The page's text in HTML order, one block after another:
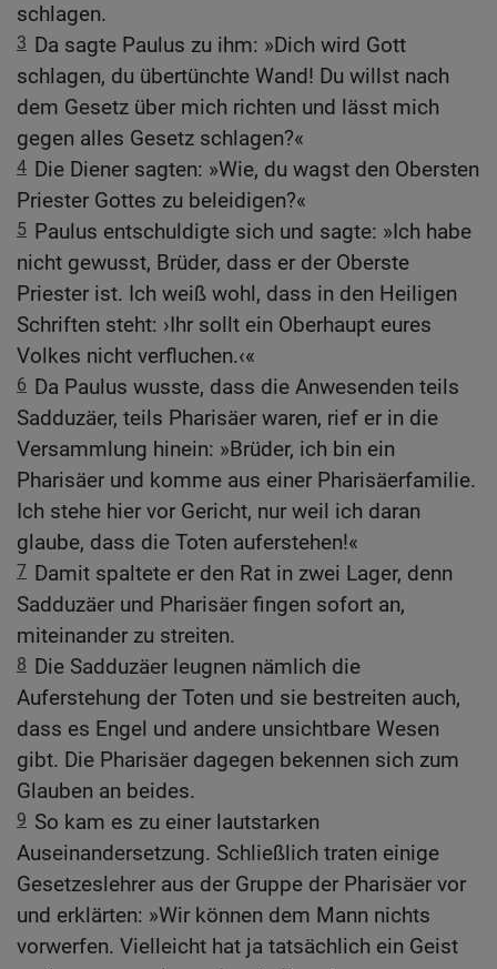
schlagen.
3 Da sagte Paulus zu ihm: »Dich wird Gott
schlagen, du übertünchte Wand! Du willst nach
dem Gesetz über mich richten und lässt mich
gegen alles Gesetz schlagen?«
4 Die Diener sagten: »Wie, du wagst den Obersten
Priester Gottes zu beleidigen?«
5 Paulus entschuldigte sich und sagte: »Ich habe
nicht gewusst, Brüder, dass er der Oberste
Priester ist. Ich weiß wohl, dass in den Heiligen
Schriften steht: ›Ihr sollt ein Oberhaupt eures
Volkes nicht verfluchen.‹«
6 Da Paulus wusste, dass die Anwesenden teils
Sadduzäer, teils Pharisäer waren, rief er in die
Versammlung hinein: »Brüder, ich bin ein
Pharisäer und komme aus einer Pharisäerfamilie.
Ich stehe hier vor Gericht, nur weil ich daran
glaube, dass die Toten auferstehen!«
7 Damit spaltete er den Rat in zwei Lager, denn
Sadduzäer und Pharisäer fingen sofort an,
miteinander zu streiten.
8 Die Sadduzäer leugnen nämlich die
Auferstehung der Toten und sie bestreiten auch,
dass es Engel und andere unsichtbare Wesen
gibt. Die Pharisäer dagegen bekennen sich zum
Glauben an beides.
9 So kam es zu einer lautstarken
Auseinandersetzung. Schließlich traten einige
Gesetzeslehrer aus der Gruppe der Pharisäer vor
und erklärten: »Wir können dem Mann nichts
vorwerfen. Vielleicht hat ja tatsächlich ein Geist